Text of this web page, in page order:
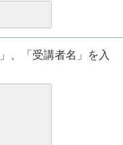
、「受講者名」を入